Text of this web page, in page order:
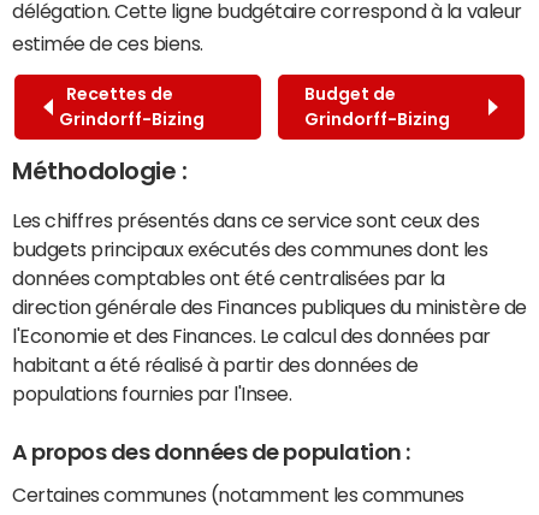
délégation. Cette ligne budgétaire correspond à la valeur
estimée de ces biens.
Recettes de
Grindorff-Bizing
Budget de
Grindorff-Bizing
Méthodologie :
Les chiffres présentés dans ce service sont ceux des
budgets principaux exécutés des communes dont les
données comptables ont été centralisées par la
direction générale des Finances publiques du ministère de
l'Economie et des Finances. Le calcul des données par
habitant a été réalisé à partir des données de
populations fournies par l'Insee.
A propos des données de population :
Certaines communes (notamment les communes